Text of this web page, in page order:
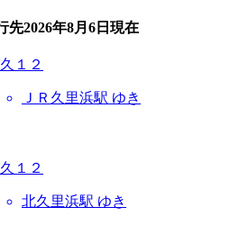
先2026年8月6日 現在
１２
ＪＲ久里浜駅 ゆき
１２
北久里浜駅 ゆき